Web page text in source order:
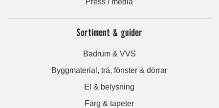
Sortiment & guider
Badrum & VVS
Byggmaterial, trä, fönster & dörrar
El & belysning
Färg & tapeter